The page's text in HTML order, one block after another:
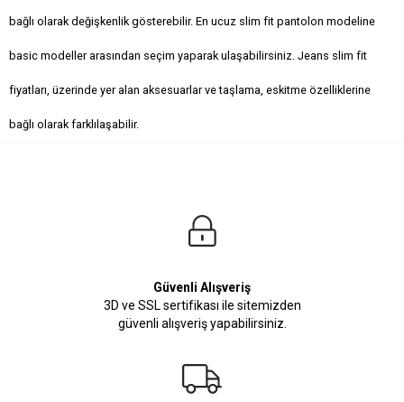
bağlı olarak değişkenlik gösterebilir. En ucuz slim fit pantolon modeline
basic modeller arasından seçim yaparak ulaşabilirsiniz. Jeans slim fit
fiyatları, üzerinde yer alan aksesuarlar ve taşlama, eskitme özelliklerine
bağlı olarak farklılaşabilir.
Güvenli Alışveriş
3D ve SSL sertifikası ile sitemizden
güvenli alışveriş yapabilirsiniz.